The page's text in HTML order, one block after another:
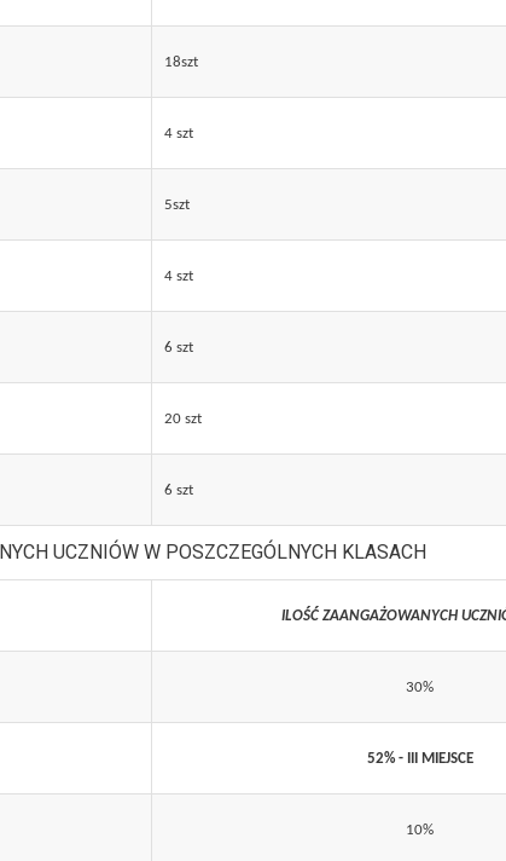
18szt
4 szt
5szt
4 szt
6 szt
20 szt
6 szt
UCZNIÓW W POSZCZEGÓLNYCH KLASACH
ILOŚĆ ZAANGAŻOWANYCH
30%
52% - III MIEJSCE
10%